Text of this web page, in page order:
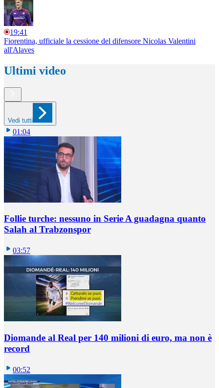
19:41
Fiorentina, ufficiale la cessione del difensore Nicolas Valentini
all'Alaves
Ultimi video
Vedi tutti
01:04
Follie turche: nessuno in Serie A guadagna quanto
Salah al Trabzonspor
03:57
Diomande al Real per 140 milioni di euro, ma non è
record
00:52